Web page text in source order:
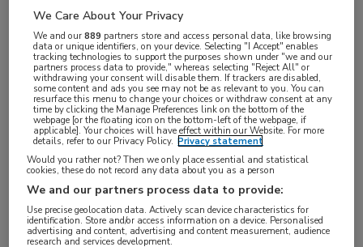
AANSTELLING
Vaste aanstelling
PLAATSINGSDATUM
20 september 2025
NIVEAU
HBO
ERVARING
Senior
DIENSTVERBAND
We Care About Your Privacy
We and our889 partners store and access personal data, like browsing
data or unique identifiers, on your device. Selecting "I Accept" enables
tracking technologies to support the purposes shown under "we and our
partners process data to provide," whereas selecting "Reject All" or
withdrawing your consent will disable them. If trackers are disabled,
some content and ads you see may not be as relevant to you. You can
resurface this menu to change your choices or withdraw consent at any
time by clicking the Manage Preferences link on the bottom of the
webpage [or the floating icon on the bottom-left of the webpage, if
applicable]. Your choices will have effect within our Website. For more
details, refer to our Privacy Policy. Privacy statement
Would you rather not? Then we only place essential and statistical
cookies, these do not record any data about you as a person
We and our partners process data to provide:
Use precise geolocation data. Actively scan device characteristics for
identification. Store and/or access information on a device. Personalised
advertising and content, advertising and content measurement, audience
research and services development.